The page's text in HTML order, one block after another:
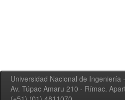
Universidad Nacional de Ingeniería
Av. Túpac Amaru 210 - Rímac.